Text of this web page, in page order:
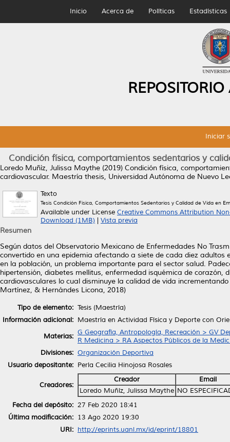
Inicio Acerca de Políticas Estadísticas
Iniciar
Condición física, comportamientos sedentarios y
Loredo Muñíz, Julissa Maythe (2019) Condición física,
cardiovascular. Maestría thesis, Universidad Autónoma de Nuevo
Texto
Tesis Condición Física, Comportamientos Sedentarios y Calidad de Vida en
Available under License Creative Commons Attribution
Download (1MB)
Vista previa
Resumen
Según datos del Observatorio Mexicano de Enfermedades No
convertido en una epidemia afectando a siete de cada diez
en la población, un problema importante para el sector salud.
hipertensión, diabetes mellitus, enfermedad isquémica de
cardiovasculares lo cual disminuye la calidad de vida
Martínez, & Hernándes Licona, 2018)
Tipo de elemento: Tesis (Maestría)
Información adicional: Maestría en Actividad Física y Deporte con
Materias: G Geografía, Antropología, Recreación > GV
R Medicina > RA Aspectos Públicos de la
Divisiones: Organización Deportiva
Usuario depositante: Perla Cecilia Hinojosa Rosales
Creadores:
Creador
Email
Loredo Muñíz, Julissa Maythe NO
Fecha del depósito: 27 Feb 2020 18:41
Última modificación: 13 Ago 2020 19:30
URI: http://eprints.uanl.mx/id/eprint/18801